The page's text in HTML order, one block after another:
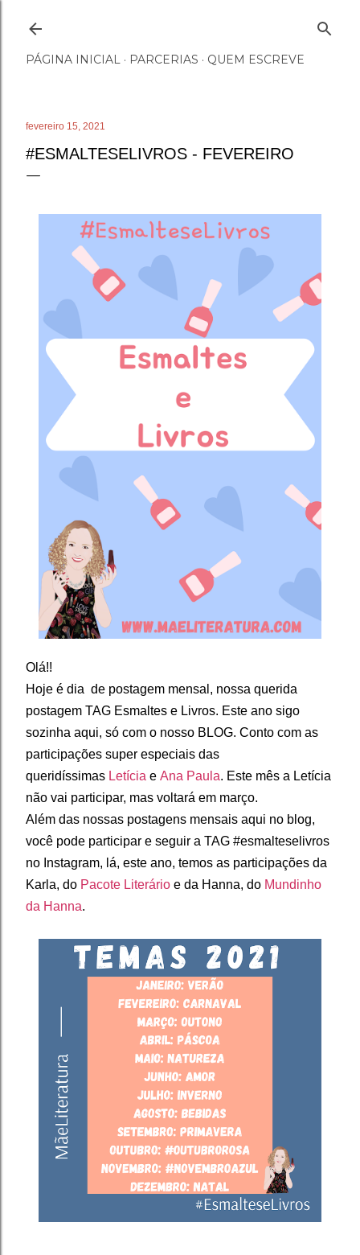
PÁGINA INICIAL PARCERIAS QUEM ESCREVE
fevereiro 15, 2021
#ESMALTESELIVROS - FEVEREIRO
Olá!!
Hoje é dia de postagem mensal, nossa querida
postagem TAG Esmaltes e Livros. Este ano sigo
sozinha aqui, só com o nosso BLOG. Conto com as
participações super especiais das
queridíssimas Letícia e Ana Paula. Este mês a Letícia
não vai participar, mas voltará em março.
Além das nossas postagens mensais aqui no blog,
você pode participar e seguir a TAG #esmalteselivros
no Instagram, lá, este ano, temos as participações da
Karla, do Pacote Literário e da Hanna, do Mundinho
da Hanna.